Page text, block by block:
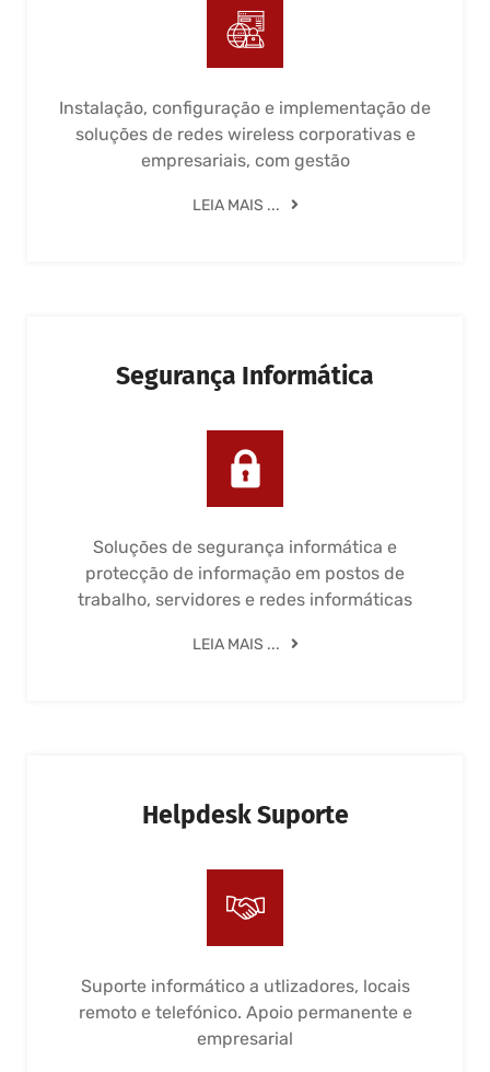
Instalação, configuração e implementação de
soluções de redes wireless corporativas e
empresariais, com gestão
LEIA MAIS ...
Segurança Informática
Soluções de segurança informática e
protecção de informação em postos de
trabalho, servidores e redes informáticas
LEIA MAIS ...
Helpdesk Suporte
Suporte informático a utlizadores, locais
remoto e telefónico. Apoio permanente e
empresarial